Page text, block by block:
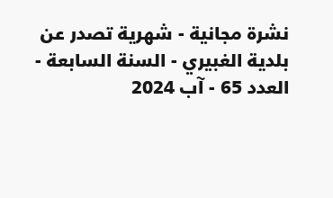
نشرة مجانية - شهرية تصدر عن
بلدية الغبيري - السنة السابعة -
العدد 65 - آب 2024